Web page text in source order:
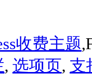
收费主题
, 选项页, 支